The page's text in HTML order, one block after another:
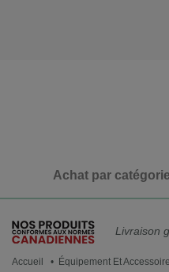
Achat par catégorie
Livraison
Accueil • Équipement Et